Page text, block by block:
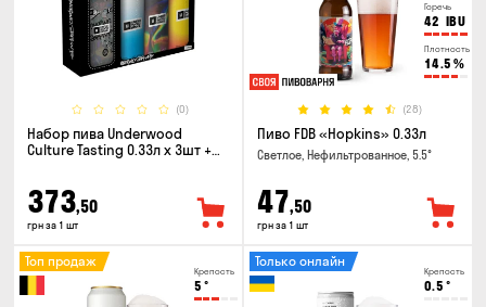
(0)
Набор пива Underwood
Culture Tasting 0.33л x 3шт +
373,50
грн за 1 шт
Горечь
42 IBU
Плотность
14.5 %
(28)
Пиво FDB «Hopkins» 0.33л
Светлое, Нефильтрованное, 5.5°
47,50
грн за 1 шт
Крепость
5 °
Топ продаж
Крепость
0.5 °
Только онлайн